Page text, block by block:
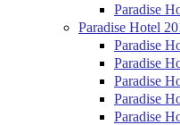
Paradise
Paradise Hotel
Paradise
Paradise
Paradise
Paradise
Paradise